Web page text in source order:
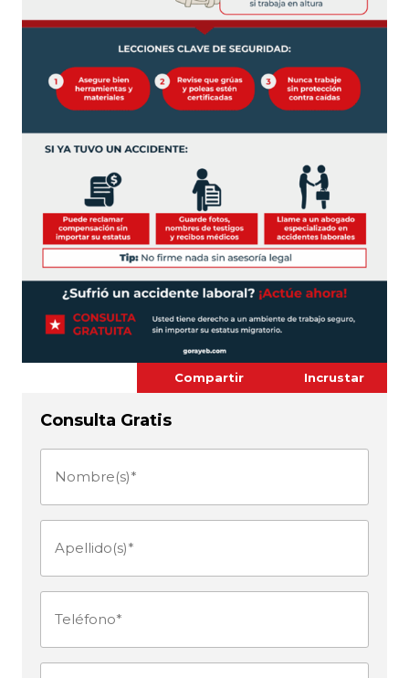
Compartir Incrustar
Consulta Gratis
Nombre(s)
Apellido(s)
Teléfono (Obligatorio)